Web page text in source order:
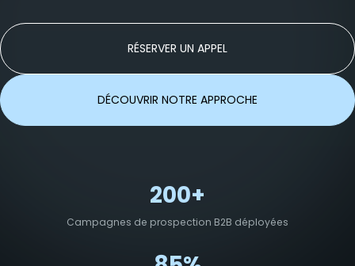
RÉSERVER UN APPEL
DÉCOUVRIR NOTRE APPROCHE
200+
Campagnes de prospection B2B déployées